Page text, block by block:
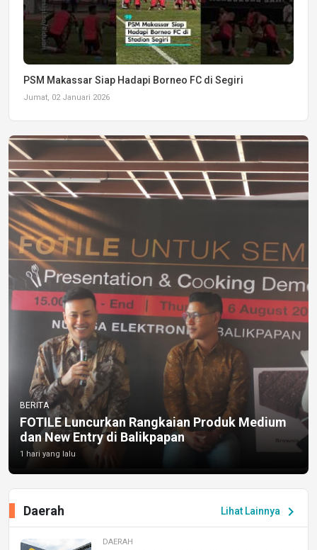
PSM Makassar Siap Hadapi Borneo FC di Segiri
Jumat, 02 Januari 2026
BERITA
FOTILE Luncurkan Rangkaian Produk Medium
dan New Entry di Balikpapan
1 hari yang lalu
Lihat Lainnya chevron_right
Daerah
DAERAH